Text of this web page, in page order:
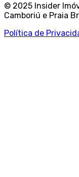
© 2025 Insider
Camboriú e Praia
Política de